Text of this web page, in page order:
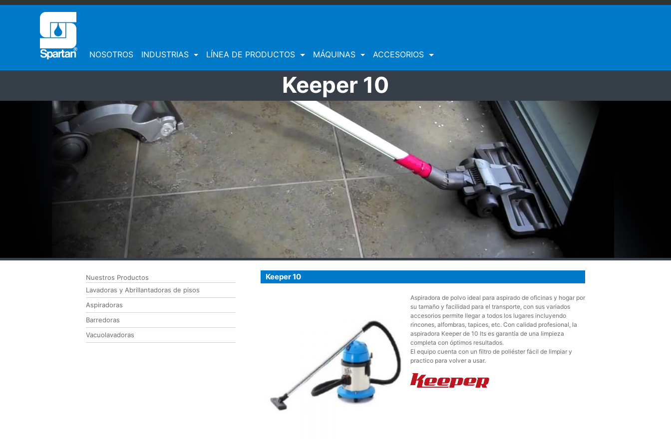
NOSOTROS INDUSTRIAS LÍNEA DE PRODUCTOS MÁQUINAS ACCESORIOS
Keeper 10
Nuestros Productos
Lavadoras y Abrillantadoras de pisos
Aspiradoras
Barredoras
Vacuolavadoras
Keeper 10
Aspiradora de polvo ideal para aspirado de oficinas y hogar por
su tamaño y facilidad para el transporte, con sus variados
accesorios permite llegar a todos los lugares incluyendo
rincones, alfombras, tapices, etc. Con calidad profesional, la
aspiradora Keeper de 10 lts es garantía de una limpieza
completa con óptimos resultados.
El equipo cuenta con un filtro de poliéster fácil de limpiar y
practico para volver a usar.